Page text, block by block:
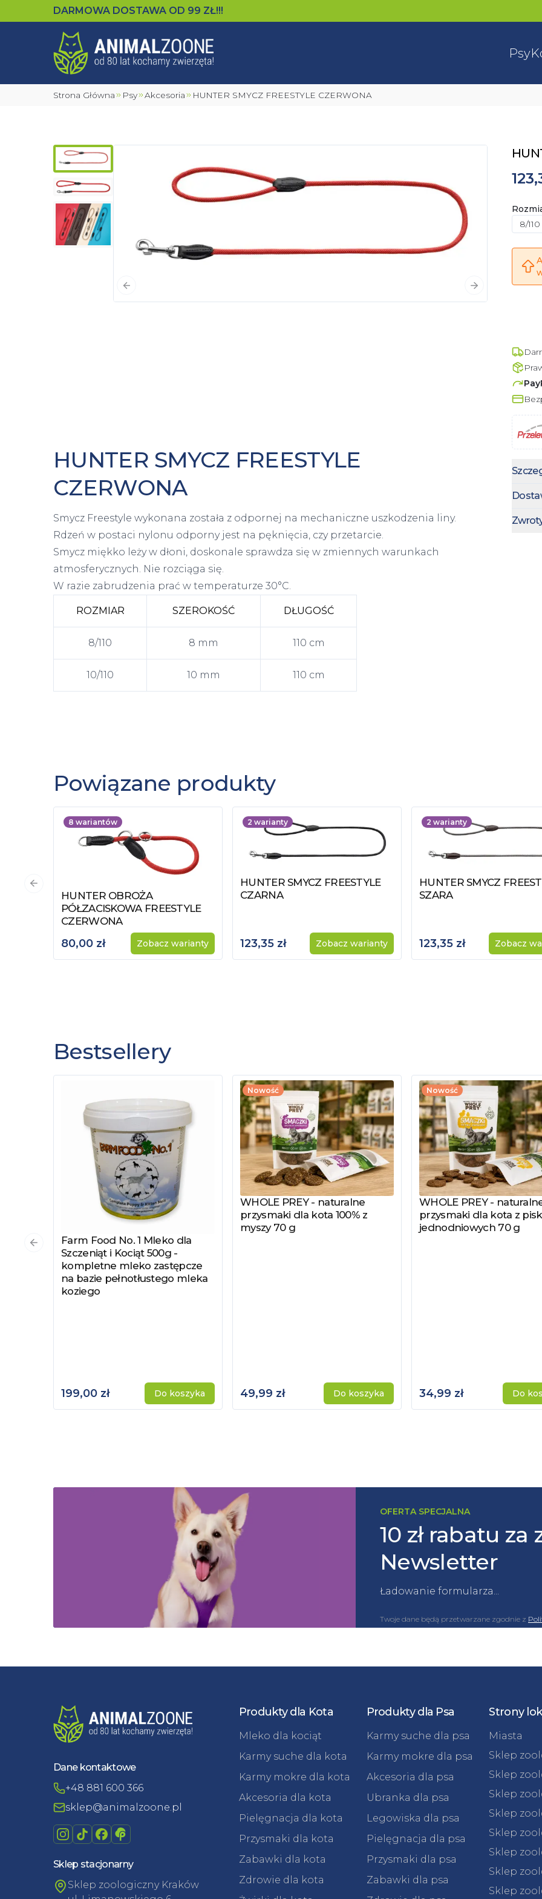
DARMOWA DOSTAWA OD 99 ZŁ!!!
Psy
Strona Główna Psy Akcesoria HUNTER SMYCZ FREESTYLE CZERWONA
Poprzedni slajd Następny slajd
8/110
HUNTER SMYCZ FREESTYLE
CZERWONA
Smycz Freestyle wykonana została z odpornej na mechaniczne uszkodzenia liny.
Rdzeń w postaci nylonu odporny jest na pęknięcia, czy przetarcie.
Smycz miękko leży w dłoni, doskonale sprawdza się w zmiennych warunkach
atmosferycznych. Nie rozciąga się.
W razie zabrudzenia prać w temperaturze 30°C.
ROZMIAR SZEROKOŚĆ DŁUGOŚĆ
8/110 8 mm 110 cm
10/110 10 mm 110 cm
Powiązane produkty
8 wariantów
Zobacz produkt
HUNTER OBROŻA
PÓŁZACISKOWA FREESTYLE
CZERWONA
80,00 zł Zobacz warianty
2 warianty
Zobacz produkt
HUNTER SMYCZ FREESTYLE
CZARNA
123,35 zł Zobacz warianty
2 warianty
Zobacz produkt
HUNTER SMYCZ
SZARA
123,35 zł Zobacz
Poprzedni slajd
Bestsellery
Zobacz produkt
Farm Food No. 1 Mleko dla
Szczeniąt i Kociąt 500g -
kompletne mleko zastępcze
na bazie pełnotłustego mleka
koziego
199,00 zł Do koszyka
Nowość
Zobacz produkt
WHOLE PREY - naturalne
przysmaki dla kota 100% z
myszy 70 g
49,99 zł Do koszyka
Nowość
Zobacz produkt
WHOLE PREY -
przysmaki dla kota z
jednodniowych 70 g
34,99 zł Do
Poprzedni slajd
OFERTA SPECJALNA
10 zł rabatu
Newsletter
Ładowanie formularza...
Twoje dane będą przetwarzane zgodnie z
Dane kontaktowe
+48 881 600 366
sklep@animalzoone.pl
Sklep stacjonarny
Sklep zoologiczny Kraków
Produkty dla Kota
Mleko dla kociąt
Karmy suche dla kota
Karmy mokre dla kota
Akcesoria dla kota
Pielęgnacja dla kota
Przysmaki dla kota
Zabawki dla kota
Zdrowie dla kota
Produkty dla Psa
Karmy suche dla psa
Karmy mokre dla psa
Akcesoria dla psa
Ubranka dla psa
Legowiska dla psa
Pielęgnacja dla psa
Przysmaki dla psa
Zabawki dla psa
Strony
Miasta
Sklep
Sklep
Sklep
Sklep
Sklep
Sklep
Sklep
Sklep